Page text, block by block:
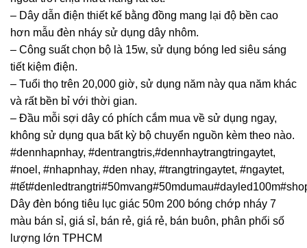
– Dây dẫn điện thiết kế bằng đồng mang lại độ bền cao
hơn mẫu đèn nháy sử dụng dây nhôm.
– Công suất chọn bộ là 15w, sử dụng bóng led siêu sáng
tiết kiệm điện.
– Tuổi thọ trên 20,000 giờ, sử dụng năm này qua năm khác
và rất bền bỉ với thời gian.
– Đầu mỗi sợi dây có phích cắm mua về sử dụng ngay,
không sử dụng qua bất kỳ bộ chuyển nguồn kèm theo nào.
#dennhapnhay, #dentrangtris,#dennhaytrangtringaytet,
#noel, #nhapnhay, #den nhay, #trangtringaytet, #ngaytet,
Dây đèn bóng tiêu lục giác 50m 200 bóng chớp nháy 7
màu bán sỉ, giá sỉ, bán rẻ, giá rẻ, bán buôn, phân phối số
lượng lớn TPHCM